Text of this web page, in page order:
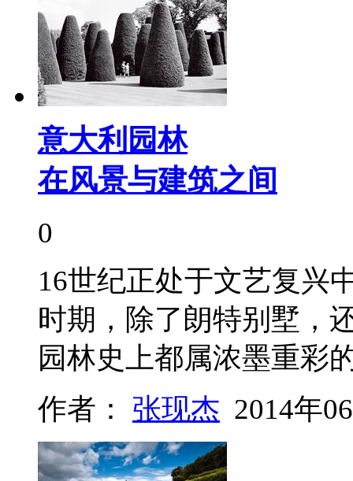
意大利园林
在风景与建筑之间
0
16世纪正处于文艺复兴
时期，除了朗特别墅，
园林史上都属浓墨重彩
作者： 张现杰 2014年